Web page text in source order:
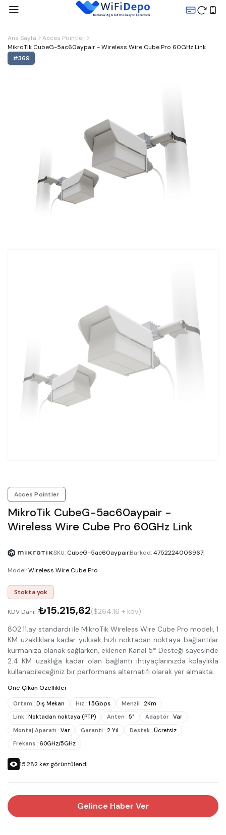
Ana Sayfa
Acces Pointler
MikroTik CubeG-5ac60aypair - Wireless Wire Cube Pro 60GHz Link
#369
Acces Pointler
MikroTik CubeG-5ac60aypair -
Wireless Wire Cube Pro 60GHz Link
SKU: CubeG-5ac60aypairBarkod:4752224006967
Model:Wireless Wire Cube Pro
Stokta yok
KDV Dahil :₺15.215,62($264.16 + kdv)
802.11.ay standardı ile MikroTik Wireless Wire Cube Pro modeli, 1
KM uzaklıklara kadar yüksek hızlı noktadan noktaya bağlantılar
kurmanıza olanak sağlarken, eklenen Kanal 5* Desteği sayesinde
2.4 KM uzaklığa kadar olan bağlantı ihtiyaçlarınızda kolaylıkla
kullanabileceğiniz bir performans alternatifi olarak yer almakta.
Öne Çıkan Özellikler
Ortam : Dış Mekan Hız : 1.5Gbps Menzil : 2Km
Link : Noktadan noktaya (PTP) Anten : 5° Adaptör : Var
Montaj Aparatı : Var Garanti : 2 Yıl Destek : Ücretsiz
Frekans : 60GHz/5GHz
15.282kez görüntülendi
Gelince Haber Ver